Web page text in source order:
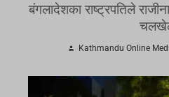
बंगलादेशका राष्ट्रपतिले
Kathmandu Online